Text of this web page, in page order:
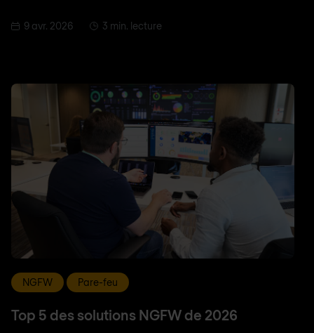
9 avr. 2026 3 min. lecture
NGFW Pare-feu
Top 5 des solutions NGFW de 2026